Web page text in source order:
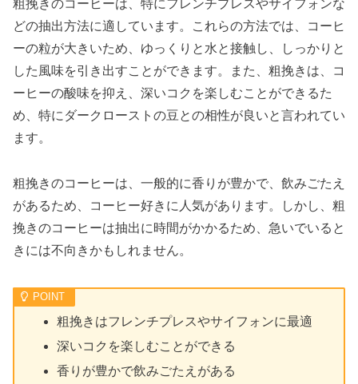
粗挽きのコーヒーは、特にフレンチプレスやサイフォンな
どの抽出方法に適しています。これらの方法では、コーヒ
ーの粒が大きいため、ゆっくりと水と接触し、しっかりと
した風味を引き出すことができます。また、粗挽きは、コ
ーヒーの酸味を抑え、深いコクを楽しむことができるた
め、特にダークローストの豆との相性が良いと言われてい
ます。
粗挽きのコーヒーは、一般的に香りが豊かで、飲みごたえ
があるため、コーヒー好きに人気があります。しかし、粗
挽きのコーヒーは抽出に時間がかかるため、急いでいると
きには不向きかもしれません。
粗挽きはフレンチプレスやサイフォンに最適
深いコクを楽しむことができる
香りが豊かで飲みごたえがある